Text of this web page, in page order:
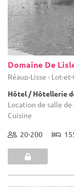
Domaine De
Réaup-Lisse - Lot-
Hôtel / Hôtellerie
Location de salle
Cuisine
20-200